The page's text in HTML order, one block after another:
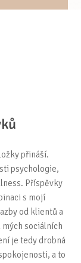
přináší.
psychologie,
Příspěvky
s mojí
od klientů a
sociálních
je tedy drobná
a to